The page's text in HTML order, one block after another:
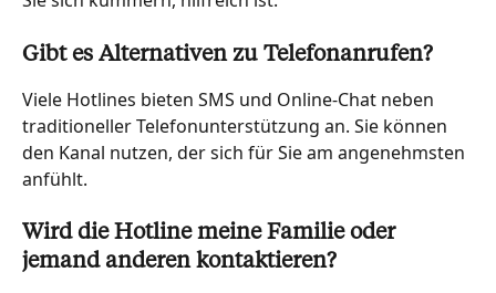
Gibt es Alternativen zu Telefonanrufen?
Viele Hotlines bieten SMS und Online-Chat neben
traditioneller Telefonunterstützung an. Sie können
den Kanal nutzen, der sich für Sie am angenehmsten
anfühlt.
Wird die Hotline meine Familie oder
jemand anderen kontaktieren?